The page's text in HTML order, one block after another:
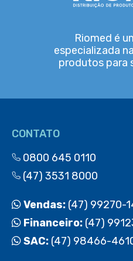
Riomed é
especializada
produtos para
CONTATO
0800 645 0110
(47) 3531 8000
Vendas: (47) 99270-
Financeiro: (47)
SAC: (47) 98466-